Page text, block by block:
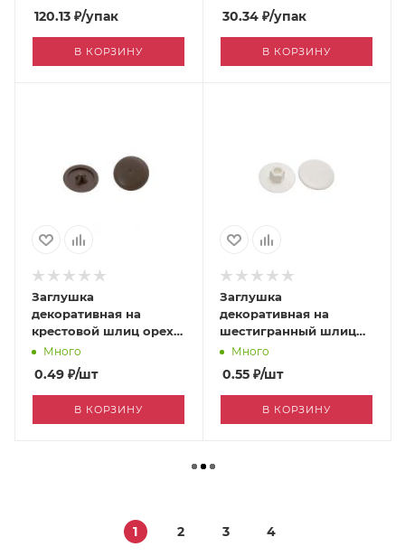
120.13 ₽/упак
В КОРЗИНУ
[0024403]
30.34 ₽/упак
В КОРЗИНУ
Заглушка
декоративная на
крестовой шлиц орех
[0024330]
Много
0.49 ₽/шт
В КОРЗИНУ
Заглушка
декоративная на
шестигранный шлиц
белый [170049987]
Много
0.55 ₽/шт
В КОРЗИНУ
1 2 3 4